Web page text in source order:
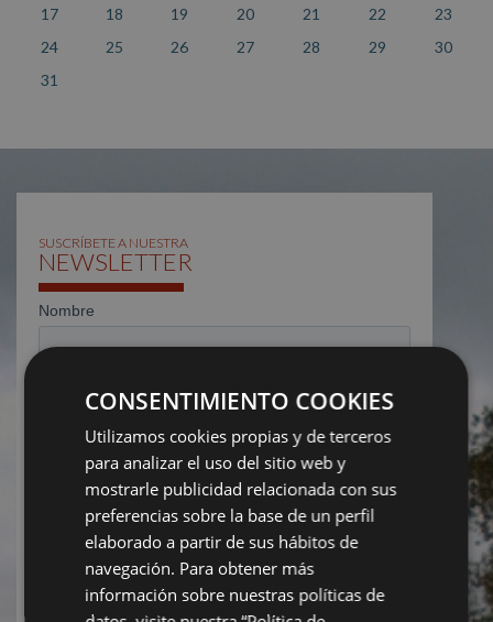
17
18 19 20 21 22
23
24
25 26 27 28 29
30
31
SUSCRÍBETE A NUESTRA
NEWSLETTER
CONSENTIMIENTO COOKIES
Utilizamos cookies propias y de terceros
para analizar el uso del sitio web y
mostrarle publicidad relacionada con sus
preferencias sobre la base de un perfil
elaborado a partir de sus hábitos de
navegación. Para obtener más
información sobre nuestras políticas de